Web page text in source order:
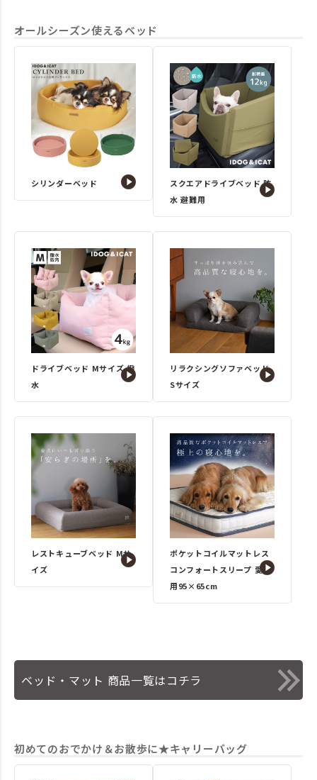
オールシーズン使えるベッド
シリンダーベッド
スクエアドライブベッド 防
水 避難用
ドライブベッド Mサイズ 撥
水
リラクシングソファベッド
Sサイズ
レストキューブベッド Mサ
イズ
ポケットコイルマットレス
コンフォートスリープ 愛犬
用95×65cm
ベッド・マット 商品一覧はコチラ
初めてのおでかけ＆お散歩に★キャリーバッグ